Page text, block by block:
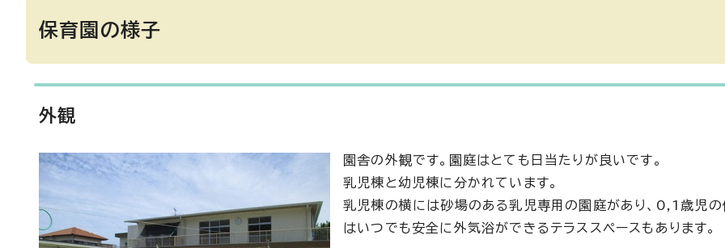
保育園の様子
外観
園舎の外観です。園庭はとても日当たりが良いです。
乳児棟と幼児棟に分かれています。
乳児棟の横には砂場のある乳児専用の園庭があり、0,1歳児の
はいつでも安全に外気浴ができるテラススペースもあります。